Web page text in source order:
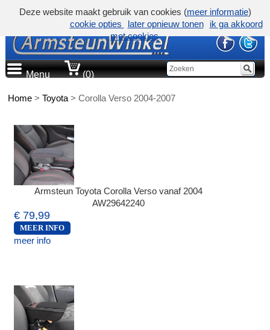
Menu (0)
Home> Toyota> Corolla Verso 2004-2007
Armsteun Toyota Corolla Verso vanaf 2004
AW29642240
€ 79,99
MEER INFO
meer info
Deze website maakt gebruik van cookies (meer informatie)
cookie opties
later opnieuw tonen
ik ga akkoord
met cookies